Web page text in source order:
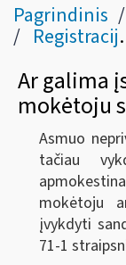
Pagrindinis
Registracija PVM mokėtoju arba PVM mokėtoju, taikančiu smulkiojo verslo schemą (SVS) Lietuvoje
Ar galima
mokėtoju
Asmuo
tačiau
mokėtoju
įvykdyti
71-1